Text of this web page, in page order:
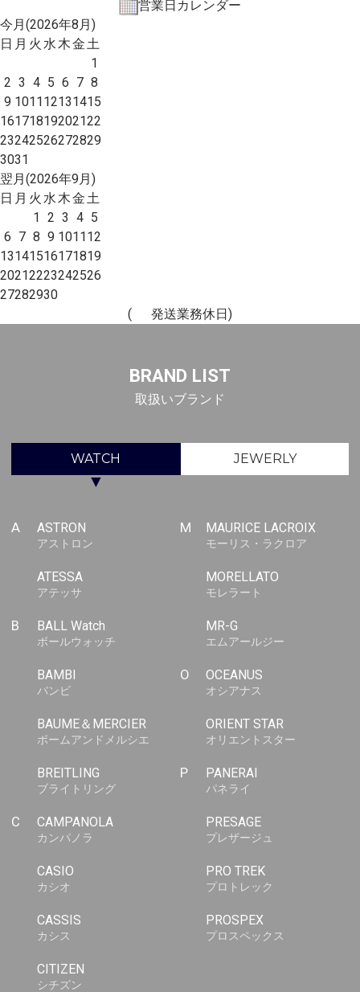
営業日カレンダー
今月(2026年8月)
日 月 火 水木金土
1
2 3 4 5 6 7 8
9 101112131415
16171819202122
23242526272829
3031
翌月(2026年9月)
日 月 火 水木金土
1 2 3 4 5
6 7 8 9 101112
13141516171819
20212223242526
27282930
(
発送業務休日)
BRAND LIST
取扱いブランド
WATCH JEWERLY
▼
A ASTRON
アストロン
ATESSA
アテッサ
B BALL Watch
ボールウォッチ
BAMBI
バンビ
BAUME＆MERCIER
ボームアンドメルシエ
BREITLING
ブライトリング
C CAMPANOLA
カンパノラ
CASIO
カシオ
CASSIS
カシス
CITIZEN
シチズン
M MAURICE LACROIX
モーリス・ラクロア
MORELLATO
モレラート
MR-G
エムアールジー
O OCEANUS
オシアナス
ORIENT STAR
オリエントスター
P PANERAI
パネライ
PRESAGE
プレザージュ
PRO TREK
プロトレック
PROSPEX
プロスペックス